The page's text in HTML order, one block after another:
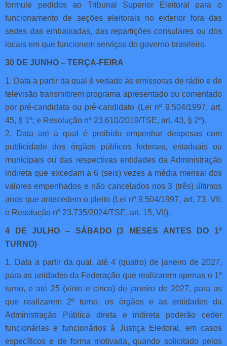
formule pedidos ao Tribunal Superior Eleitoral para o
funcionamento de seções eleitorais no exterior fora das
sedes das embaixadas, das repartições consulares ou dos
locais em que funcionem serviços do governo brasileiro.
30 DE JUNHO – TERÇA-FEIRA
1. Data a partir da qual é vedado às emissoras de rádio e de
televisão transmitirem programa apresentado ou comentado
por pré-candidata ou pré-candidato (Lei nº 9.504/1997, art.
45, § 1º; e Resolução nº 23.610/2019/TSE, art. 43, § 2º).
2. Data até a qual é proibido empenhar despesas com
publicidade dos órgãos públicos federais, estaduais ou
municipais ou das respectivas entidades da Administração
indireta que excedam a 6 (seis) vezes a média mensal dos
valores empenhados e não cancelados nos 3 (três) últimos
anos que antecedem o pleito (Lei nº 9.504/1997, art. 73, VII;
e Resolução nº 23.735/2024/TSE, art. 15, VII).
4 DE JULHO – SÁBADO (3 MESES ANTES DO 1º
TURNO)
1. Data a partir da qual, até 4 (quatro) de janeiro de 2027,
para as unidades da Federação que realizarem apenas o 1º
turno, e até 25 (vinte e cinco) de janeiro de 2027, para as
que realizarem 2º turno, os órgãos e as entidades da
Administração Pública direta e indireta poderão ceder
funcionárias e funcionários à Justiça Eleitoral, em casos
específicos e de forma motivada, quando solicitado pelos